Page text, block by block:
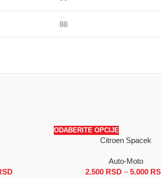
88
Raspon cena: od 2.500 RSD do 5.000 RSD
ODABERITE OPCIJE
Citroen Spacek
Auto-Moto
2.500 RSD – 5.000